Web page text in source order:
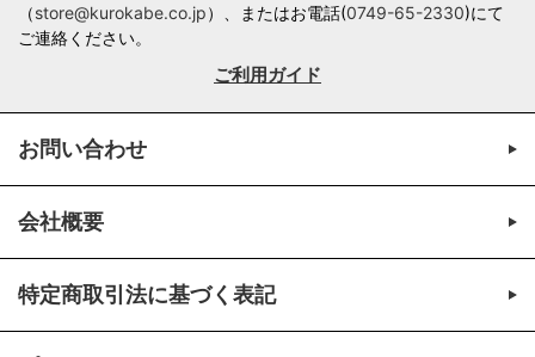
（store@kurokabe.co.jp）、またはお電話(0749-65-2330)にて
ご連絡ください。
ご利用ガイド
お問い合わせ
会社概要
特定商取引法に基づく表記